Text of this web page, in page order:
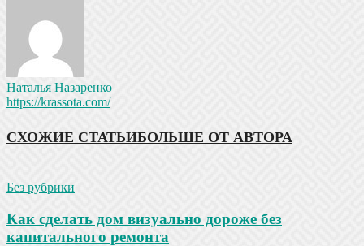
Наталья Назаренко
https://krassota.com/
СХОЖИЕ СТАТЬИБОЛЬШЕ ОТ АВТОРА
Без рубрики
Как сделать дом визуально дороже без
капитального ремонта